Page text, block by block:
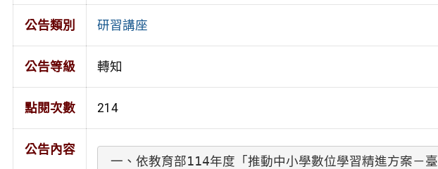
公告類別 研習講座
公告等級 轉知
點閱次數 214
公告內容
一、依教育部114年度「推動中小學數位學習精進方案－